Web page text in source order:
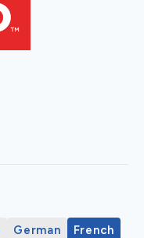
German
French